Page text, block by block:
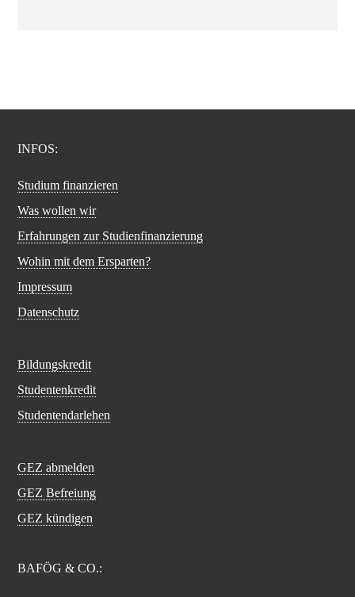
INFOS:
Studium finanzieren
Was wollen wir
Erfahrungen zur Studienfinanzierung
Wohin mit dem Ersparten?
Impressum
Datenschutz
Bildungskredit
Studentenkredit
Studentendarlehen
GEZ abmelden
GEZ Befreiung
GEZ kündigen
BAFÖG & CO.: